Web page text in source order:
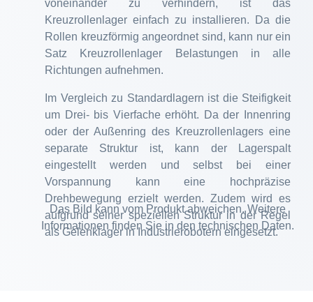
Das Bild kann vom Produkt abweichen. Weitere
Informationen finden Sie in den technischen Daten.
voneinander zu verhindern, ist das
Kreuzrollenlager einfach zu installieren. Da die
Rollen kreuzförmig angeordnet sind, kann nur ein
Satz Kreuzrollenlager Belastungen in alle
Richtungen aufnehmen.
Im Vergleich zu Standardlagern ist die Steifigkeit
um Drei- bis Vierfache erhöht. Da der Innenring
oder der Außenring des Kreuzrollenlagers eine
separate Struktur ist, kann der Lagerspalt
eingestellt werden und selbst bei einer
Vorspannung kann eine hochpräzise
Drehbewegung erzielt werden. Zudem wird es
aufgrund seiner speziellen Struktur in der Regel
als Gelenklager in Industrierobotern eingesetzt.